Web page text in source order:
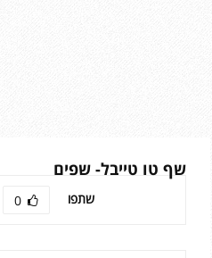
שף טו טייבל- שפים
שתפו 0